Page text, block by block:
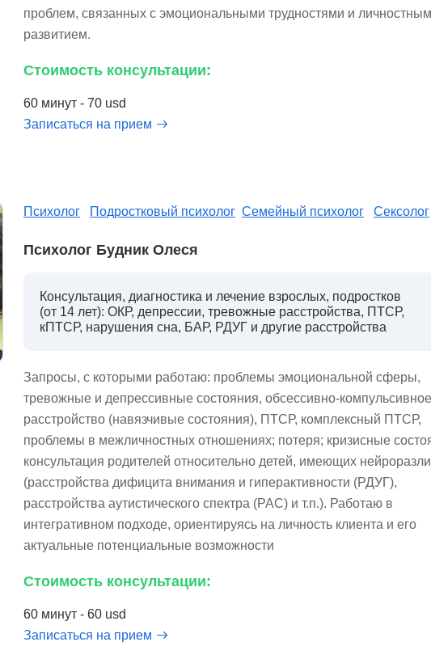
проблем, связанных с эмоциональными трудностями и личностным
развитием.
Стоимость консультации:
60 минут - 70 usd
Записаться на прием
Психолог Подростковый психолог Семейный психолог Сексолог
Психолог Будник Олеся
Консультация, диагностика и лечение взрослых, подростков
(от 14 лет): ОКР, депрессии, тревожные расстройства, ПТСР,
кПТСР, нарушения сна, БАР, РДУГ и другие расстройства
Запросы, с которыми работаю: проблемы эмоциональной сферы,
тревожные и депрессивные состояния, обсессивно-компульсивное
расстройство (навязчивые состояния), ПТСР, комплексный ПТСР,
проблемы в межличностных отношениях; потеря; кризисные
консультация родителей относительно детей, имеющих
(расстройства дифицита внимания и гиперактивности (РДУГ),
расстройства аутистического спектра (РАС) и т.п.). Работаю в
интегративном подходе, ориентируясь на личность клиента и его
актуальные потенциальные возможности
Стоимость консультации:
60 минут - 60 usd
Записаться на прием